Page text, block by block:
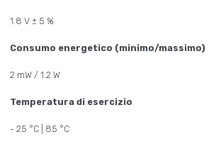
1.8 V ± 5 %
Consumo energetico (minimo/massimo)
2 mW / 1.2 W
Temperatura di esercizio
- 25 °C | 85 °C